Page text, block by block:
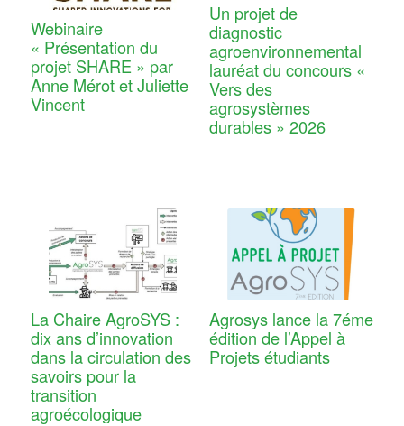
Webinaire
« Présentation du
projet SHARE » par
Anne Mérot et Juliette
Vincent
Un projet de
diagnostic
agroenvironnemental
lauréat du concours «
Vers des
agrosystèmes
durables » 2026
La Chaire AgroSYS :
dix ans d’innovation
dans la circulation des
savoirs pour la
transition
agroécologique
Agrosys lance la 7éme
édition de l’Appel à
Projets étudiants